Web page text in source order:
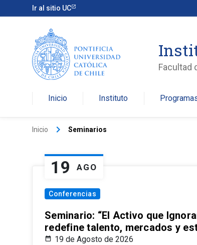
Ir al sitio UC
Facultad
Inicio Instituto
Inicio keyboard_arrow_right Seminarios
19 AGO
Conferencias
Seminario: “El Activo que
redefine talento, mercados y
19 de Agosto de 2026